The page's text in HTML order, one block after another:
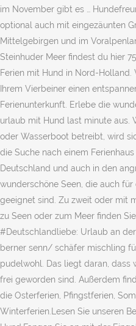
im November gibt es …
optional auch mit eingezäunten
Mittelgebirgen und im
Steinhuder Meer findest du hier
Ferien mit Hund in Nord-
Ihrem Vierbeiner einen
Ferienunterkunft. Erlebe die
urlaub mit Hund last minute aus.
oder Wasserboot betreibt, wird
die Suche nach einem
Deutschland und auch in den
wunderschöne Seen, die auch
geeignet sind. Zu zweit oder mit
zu Seen oder zum Meer finden
#Deutschlandliebe: Urlaub an
berner senn/ schäfer mischling
pudelwohl. Das liegt daran, dass
frei geworden sind. Außerdem
die Osterferien, Pfingstferien,
Winterferien.Lesen Sie unseren